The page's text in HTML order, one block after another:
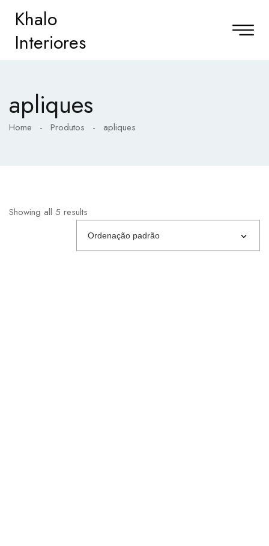
Khalo
Interiores
apliques
Home - Produtos - apliques
Showing all 5 results